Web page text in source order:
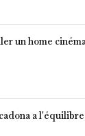
un home
a